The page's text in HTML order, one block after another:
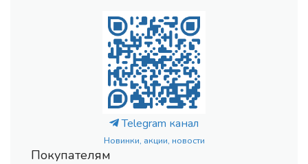
Telegram канал
Новинки, акции, новости
Покупателям